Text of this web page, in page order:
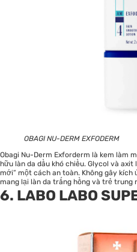
OBAGI NU-DERM EXFODERM
Obagi Nu-Derm Exforderm là kem làm
hữu làn da dầu khó chiều. Glycol và
mới” một cách an toàn. Không gây kích
mang lại làn da trắng hồng và trẻ trung
6. LABO LABO